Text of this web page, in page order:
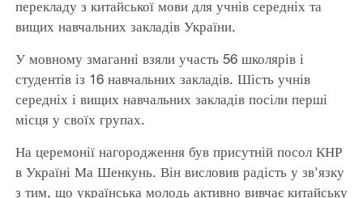
перекладу з китайської мови для учнів середніх та
вищих навчальних закладів України.
У мовному змаганні взяли участь 56 школярів і
студентів із 16 навчальних закладів. Шість учнів
середніх і вищих навчальних закладів посіли перші
місця у своїх групах.
На церемонії нагородження був присутній посол КНР
в Україні Ма Шенкунь. Він висловив радість у зв'язку
з тим, що українська молодь активно вивчає китайську